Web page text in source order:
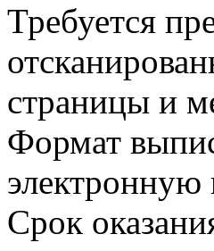
Требуется
страницы и
Формат
электронную
Срок